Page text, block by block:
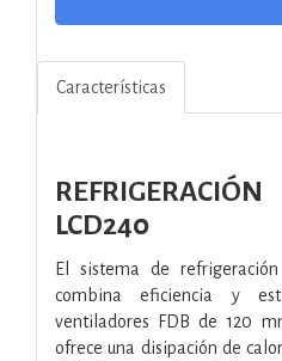
Características
LCD240
El sistema de
combina eficiencia y
ventiladores FDB de 120
ofrece una disipación de